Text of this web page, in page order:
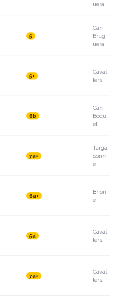
uera
5
Can
Brug
uera
5+
Caval
lers
6b
Can
Boqu
et
7a+
Targa
sonn
e
6a+
Brion
e
5a
Caval
lers
7a+
Caval
lers